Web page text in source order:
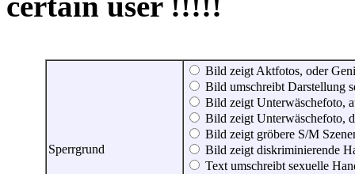
Sperrgrund
Bild zeigt Aktfotos, oder
Bild umschreibt Darstellung
Bild zeigt Unterwäschefoto,
Bild zeigt Unterwäschefoto,
Bild zeigt gröbere S/M
Bild zeigt diskriminierende
Text umschreibt sexuelle